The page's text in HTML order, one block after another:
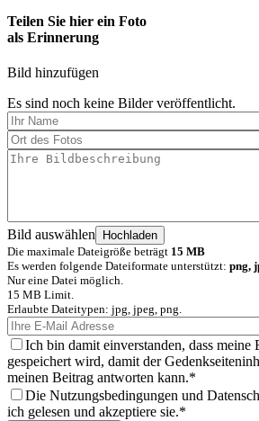
Teilen Sie hier ein Foto
als Erinnerung
Bild hinzufügen
Es sind noch keine Bilder veröffentlicht.
Bild auswählen
Die maximale Dateigröße beträgt 15 MB
Es werden folgende Dateiformate unterstützt: png,
Nur eine Datei möglich.
15 MB Limit.
Erlaubte Dateitypen: jpg, jpeg, png.
Ich bin damit einverstanden, dass meine
gespeichert wird, damit der
meinen Beitrag antworten kann.
Die Nutzungsbedingungen und
ich gelesen und akzeptiere sie.